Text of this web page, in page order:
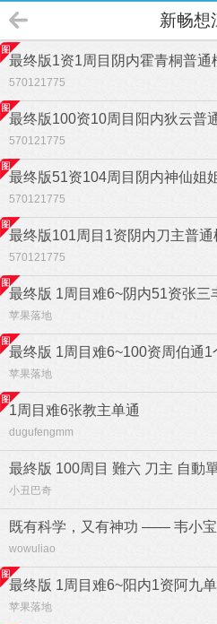
新畅想
最终版1资1周目阴内霍青桐普通
570121775
最终版100资10周目阳内狄云普
570121775
最终版51资104周目阴内神仙姐
570121775
最终版101周目1资阴内刀主普通
570121775
最终版 1周目难6~阴内51资张三
苹果落地
最终版 1周目难6~100资周伯通1
苹果落地
1周目难6张教主单通
dugufengmm
最終版 100周目 難六 刀主 自動
小丑巴奇
既有科学，又有神功 —— 韦小
wowuliao
最终版 1周目难6~阳内1资阿九
苹果落地